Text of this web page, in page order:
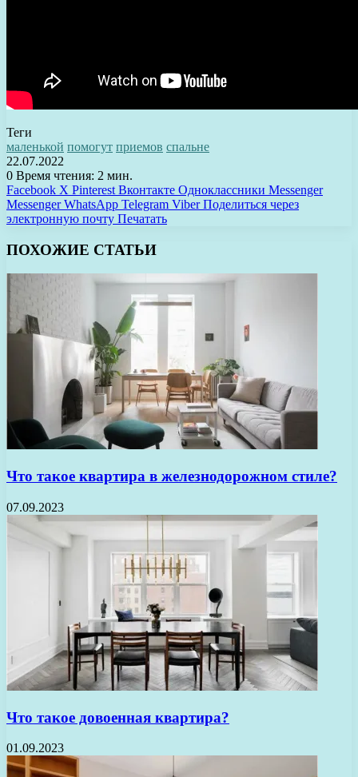
Теги
маленькой помогут приемов спальне
22.07.2022
0 Время чтения: 2 мин.
Facebook X Pinterest Вконтакте Одноклассники Messenger
Messenger WhatsApp Telegram Viber Поделиться через
электронную почту Печатать
ПОХОЖИЕ СТАТЬИ
Что такое квартира в железнодорожном стиле?
07.09.2023
Что такое довоенная квартира?
01.09.2023